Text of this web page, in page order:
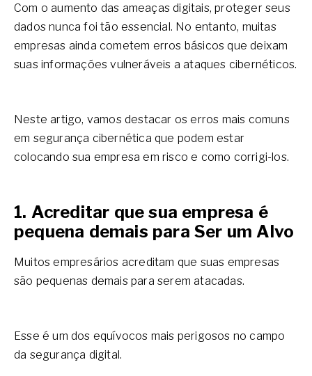
Com o aumento das ameaças digitais, proteger seus
dados nunca foi tão essencial. No entanto, muitas
empresas ainda cometem erros básicos que deixam
suas informações vulneráveis a ataques cibernéticos.
Neste artigo, vamos destacar os erros mais comuns
em segurança cibernética que podem estar
colocando sua empresa em risco e como corrigi-los.
1. Acreditar que sua empresa é
pequena demais para Ser um Alvo
Muitos empresários acreditam que suas empresas
são pequenas demais para serem atacadas.
Esse é um dos equívocos mais perigosos no campo
da segurança digital.